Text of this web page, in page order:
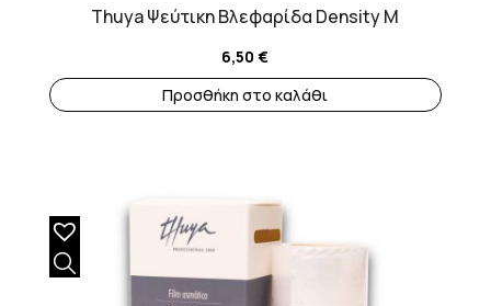
Thuya Ψεύτικη Βλεφαρίδα Density M
6,50€
Προσθήκη στο καλάθι